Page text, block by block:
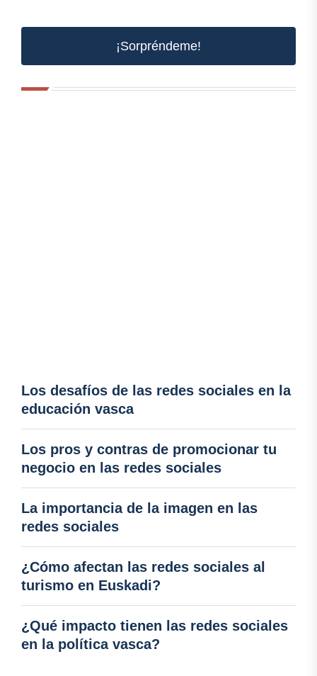
¡Sorpréndeme!
Los desafíos de las redes sociales en la
educación vasca
Los pros y contras de promocionar tu
negocio en las redes sociales
La importancia de la imagen en las
redes sociales
¿Cómo afectan las redes sociales al
turismo en Euskadi?
¿Qué impacto tienen las redes sociales
en la política vasca?